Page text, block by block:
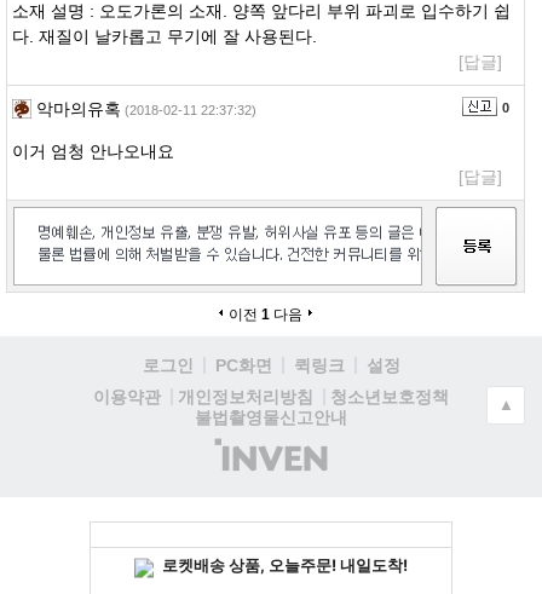
소재 설명 : 오도가론의 소재. 양쪽 앞다리 부위 파괴로 입수하기 쉽
다. 재질이 날카롭고 무기에 잘 사용된다.
[답글]
악마의유혹 (2018-02-11 22:37:32) 0
이거 엄청 안나오내요
[답글]
이전 1 다음
로그인 PC화면 퀵링크
설정
이용약관
개인정보처리방침
청소년보호정책
불법촬영물신고안내
(주)
인
▲